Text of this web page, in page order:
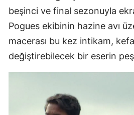
beşinci ve final sezonuyla
Pogues ekibinin hazine avı
macerası bu kez intikam,
değiştirebilecek bir eserin